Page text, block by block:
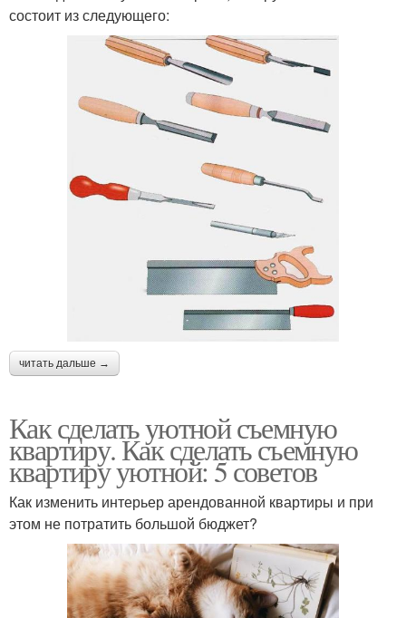
состоит из следующего:
читать дальше →
Как сделать уютной съемную
квартиру. Как сделать съемную
квартиру уютной: 5 советов
Как изменить интерьер арендованной квартиры и при
этом не потратить большой бюджет?